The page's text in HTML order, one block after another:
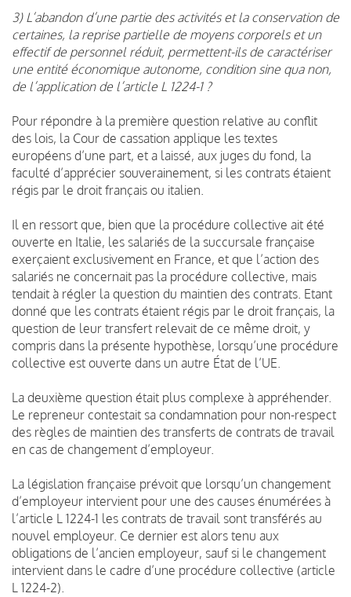
3) L’abandon d’une partie des activités et la conservation de
certaines, la reprise partielle de moyens corporels et un
effectif de personnel réduit, permettent-ils de caractériser
une entité économique autonome, condition sine qua non,
de l’application de l’article L 1224-1 ?
Pour répondre à la première question relative au conflit
des lois, la Cour de cassation applique les textes
européens d’une part, et a laissé, aux juges du fond, la
faculté d’apprécier souverainement, si les contrats étaient
régis par le droit français ou italien.
Il en ressort que, bien que la procédure collective ait été
ouverte en Italie, les salariés de la succursale française
exerçaient exclusivement en France, et que l’action des
salariés ne concernait pas la procédure collective, mais
tendait à régler la question du maintien des contrats. Etant
donné que les contrats étaient régis par le droit français, la
question de leur transfert relevait de ce même droit, y
compris dans la présente hypothèse, lorsqu’une procédure
collective est ouverte dans un autre État de l’UE.
La deuxième question était plus complexe à appréhender.
Le repreneur contestait sa condamnation pour non-respect
des règles de maintien des transferts de contrats de travail
en cas de changement d’employeur.
La législation française prévoit que lorsqu’un changement
d’employeur intervient pour une des causes énumérées à
l’article L 1224-1 les contrats de travail sont transférés au
nouvel employeur. Ce dernier est alors tenu aux
obligations de l’ancien employeur, sauf si le changement
intervient dans le cadre d’une procédure collective (article
L 1224-2).